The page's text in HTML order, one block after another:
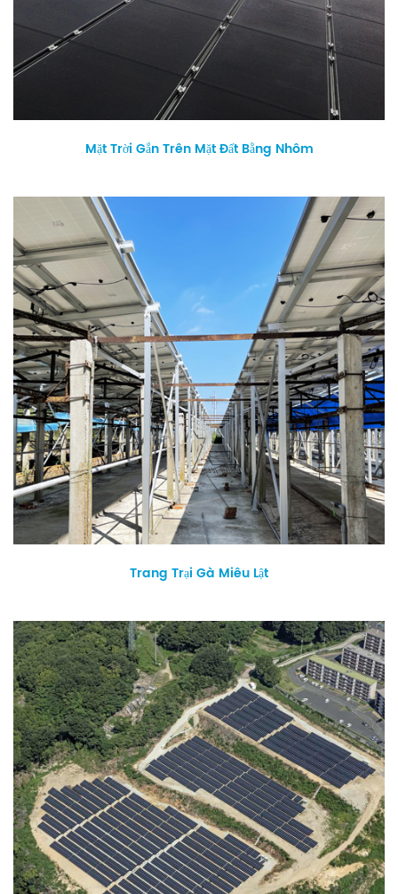
Mặt Trời Gắn Trên Mặt Đất Bằng Nhôm
Trang Trại Gà Miêu Lật